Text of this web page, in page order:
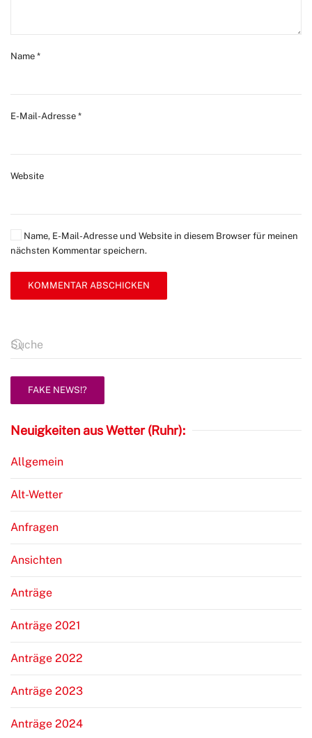
Name *
E-Mail-Adresse *
Website
Name, E-Mail-Adresse und Website in diesem Browser für meinen
nächsten Kommentar speichern.
KOMMENTAR ABSCHICKEN
FAKE NEWS!?
Neuigkeiten aus Wetter (Ruhr):
Allgemein
Alt-Wetter
Anfragen
Ansichten
Anträge
Anträge 2021
Anträge 2022
Anträge 2023
Anträge 2024